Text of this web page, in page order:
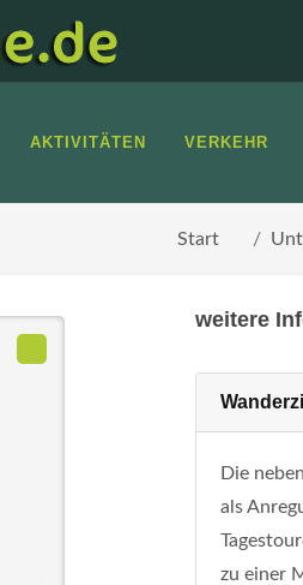
AKTIVITÄTEN VERKEHR
Start
weitere
Die
als
zu einer